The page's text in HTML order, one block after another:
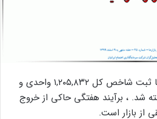
اکوبورس: هفته گذشته بازار با ثبت شاخص کل ١,٢٠۵,٨٣٢ واحدی و
– درصد بسته شد. ، برآیند هفتگی حاکی از خروج